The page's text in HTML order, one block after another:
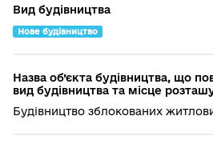
Вид будівництва
Нове будівництво
Назва об’єкта будівництва, що
вид будівництва та місце
Будівництво зблокованих